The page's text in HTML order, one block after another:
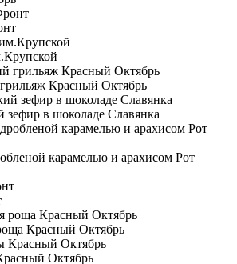
Красный Октябрь
в шоколаде Славянка
карамелью и арахисом Рот
Красный Октябрь
Октябрь